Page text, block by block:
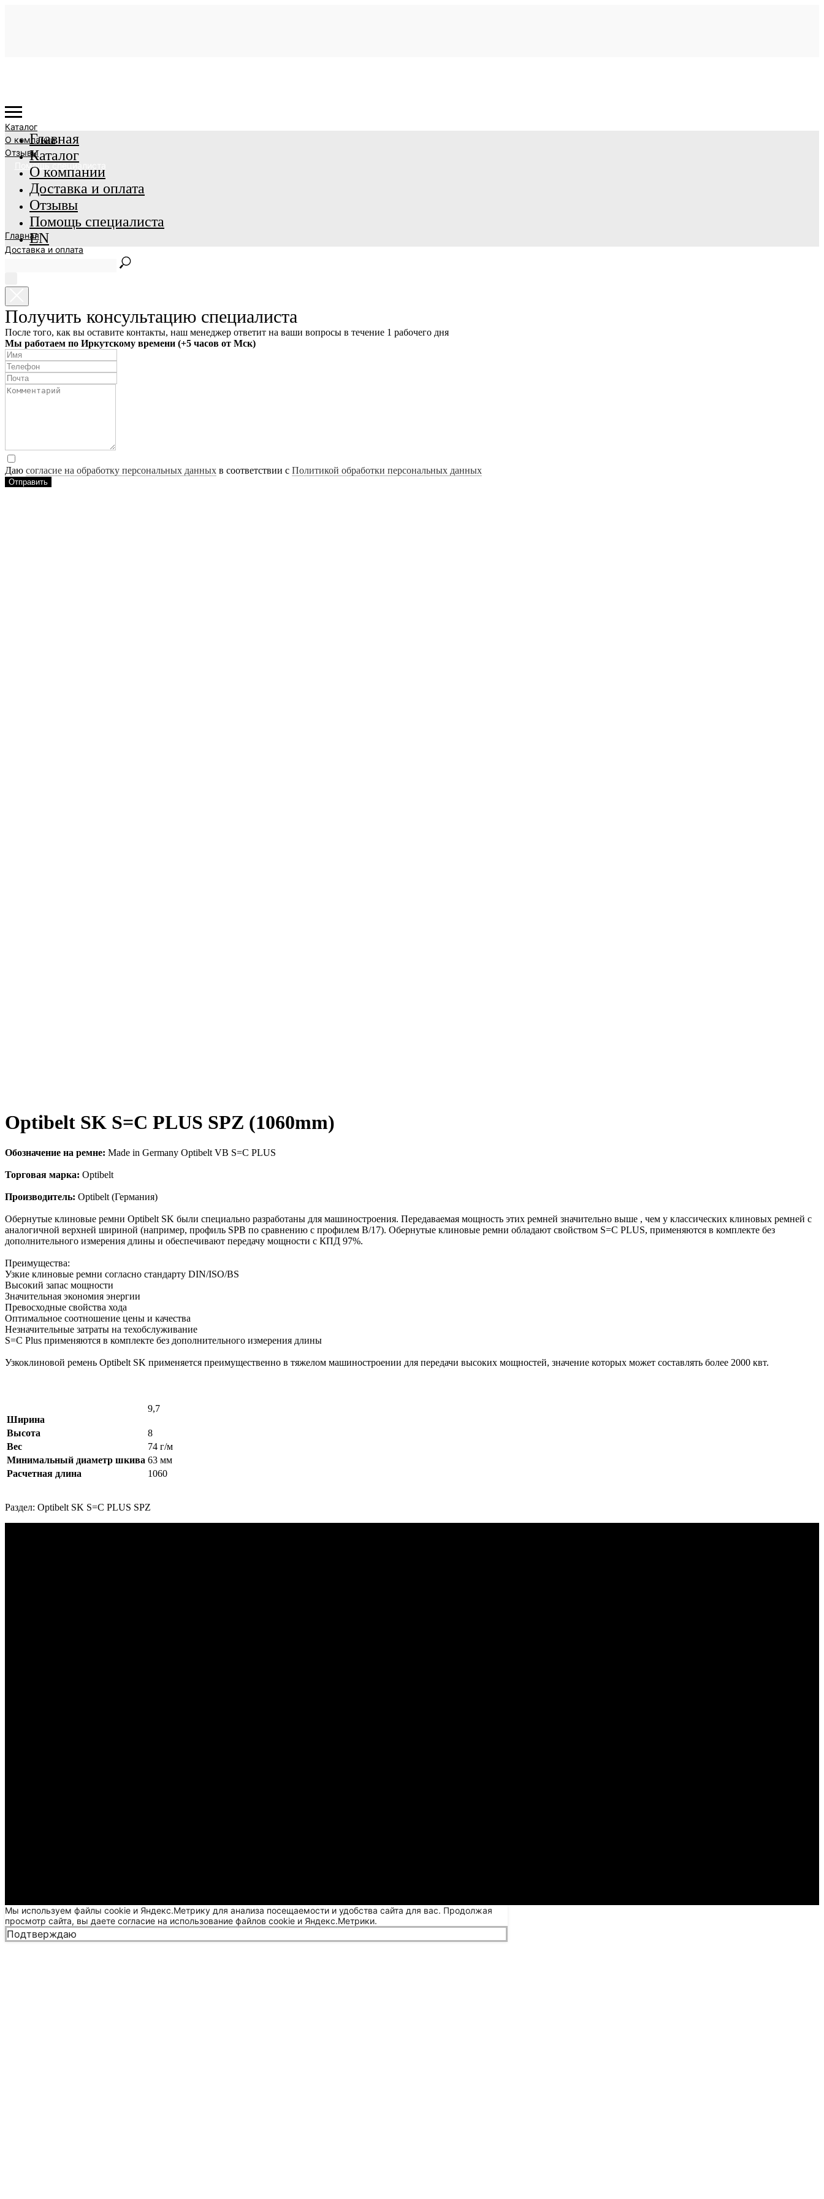
Каталог
О компании
Отзывы
Помощь специалиста
Главная
Доставка и оплата
Главная
Каталог
О компании
Доставка и оплата
Отзывы
Помощь специалиста
EN
Получить консультацию специалиста
После того, как вы оставите контакты, наш менеджер ответит на ваши вопросы в течение 1 рабочего дня
Мы работаем по Иркутскому времени (+5 часов от Мск)
Даю согласие на обработку персональных данных в соответствии с Политикой обработки персональных данных
Отправить
Optibelt SK S=C PLUS SPZ (1060mm)
Обозначение на ремне: Made in Germany Optibelt VB S=C PLUS
Торговая марка: Optibelt
Производитель: Optibelt (Германия)
Обернутые клиновые ремни Optibelt SK были специально разработаны для машиностроения. Передаваемая мощность этих ремней значительно выше , чем у классических клиновых ремней с
аналогичной верхней шириной (например, профиль SPB по сравнению с профилем В/17). Обернутые клиновые ремни обладают свойством S=C PLUS, применяются в комплекте без
дополнительного измерения длины и обеспечивают передачу мощности с КПД 97%.
Преимущества:
Узкие клиновые ремни согласно стандарту DIN/ISO/BS
Высокий запас мощности
Значительная экономия энергии
Превосходные свойства хода
Оптимальное соотношение цены и качества
Незначительные затраты на техобслуживание
S=C Plus применяются в комплекте без дополнительного измерения длины
Узкоклиновой ремень Optibelt SK применяется преимущественно в тяжелом машиностроении для передачи высоких мощностей, значение которых может составлять более 2000 квт.
Ширина
9,7
Высота
8
Вес
74 г/м
Минимальный диаметр шкива 63 мм
Расчетная длина
1060
Раздел: Optibelt SK S=C PLUS SPZ
Мы используем файлы cookie и Яндекс.Метрику для анализа посещаемости и удобства сайта для вас. Продолжая
просмотр сайта, вы даете согласие на использование файлов cookie и Яндекс.Метрики.
Подтверждаю